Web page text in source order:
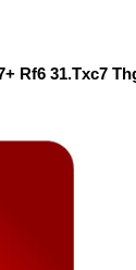
Rf6 31.Txc7